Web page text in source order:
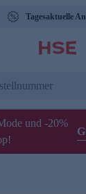
Tagesaktuelle
und -20%